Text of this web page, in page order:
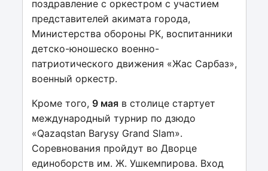
поздравление с оркестром с участием
представителей акимата города,
Министерства обороны РК, воспитанники
детско-юношеско военно-
патриотического движения «Жас Сарбаз»,
военный оркестр.
Кроме того, 9 маяв столице стартует
международный турнир по дзюдо
«Qazaqstan Barysy Grand Slam».
Соревнования пройдут во Дворце
единоборств им. Ж. Ушкемпирова. Вход